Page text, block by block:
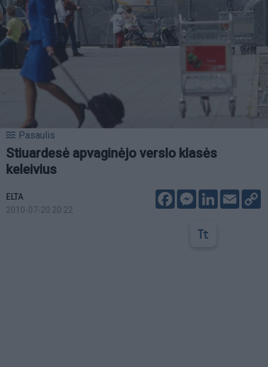
Pasaulis
Stiuardesė apvaginėjo verslo klasės
keleivius
ELTA
2010-07-20 20:22
FacebookMessenger
LinkedIn
Email